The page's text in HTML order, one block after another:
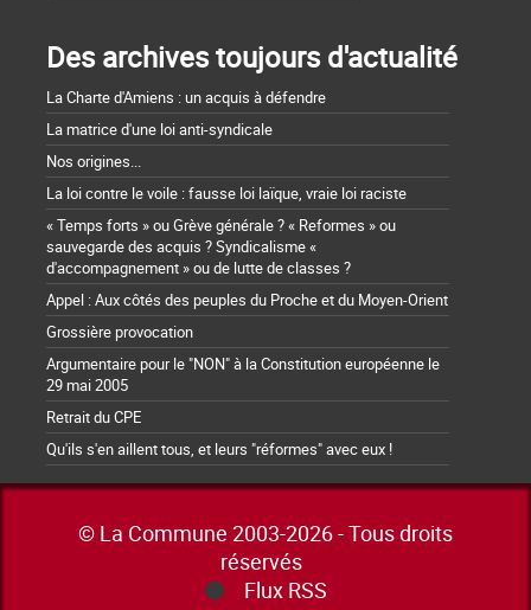
Des archives toujours d'actualité
La Charte d'Amiens : un acquis à défendre
La matrice d'une loi anti-syndicale
Nos origines...
La loi contre le voile : fausse loi laïque, vraie loi raciste
« Temps forts » ou Grève générale ? « Reformes » ou
sauvegarde des acquis ? Syndicalisme «
d'accompagnement » ou de lutte de classes ?
Appel : Aux côtés des peuples du Proche et du Moyen-Orient
Grossière provocation
Argumentaire pour le "NON" à la Constitution européenne le
29 mai 2005
Retrait du CPE
Qu'ils s'en aillent tous, et leurs "réformes" avec eux !
© La Commune 2003-2026 - Tous droits
réservés
Flux RSS